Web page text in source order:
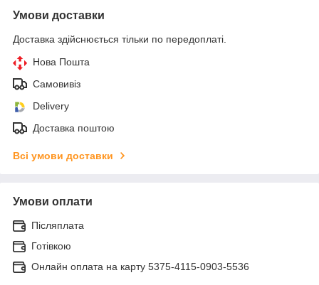
Умови доставки
Доставка здійснюється тільки по передоплаті.
Нова Пошта
Самовивіз
Delivery
Доставка поштою
Всі умови доставки
Умови оплати
Післяплата
Готівкою
Онлайн оплата на карту 5375-4115-0903-5536